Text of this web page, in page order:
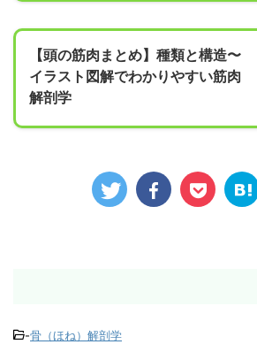
【頭の筋肉まとめ】種類と構造〜
イラスト図解でわかりやすい筋肉
解剖学
-骨（ほね）解剖学